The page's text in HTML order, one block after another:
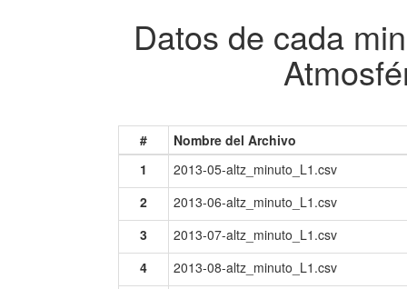
Datos de cada
#
Nombre del Archivo
1
2013-05-altz_minuto_L1.csv
2
2013-06-altz_minuto_L1.csv
3
2013-07-altz_minuto_L1.csv
4
2013-08-altz_minuto_L1.csv